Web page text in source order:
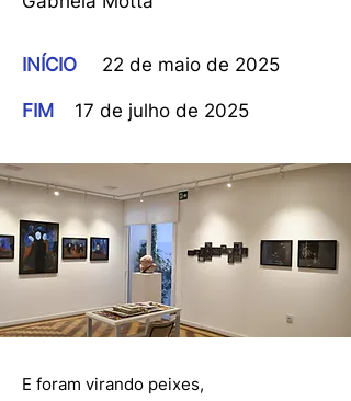
INÍCIO 22 de maio de 2025
FIM 17 de julho de 2025
E foram virando peixes,